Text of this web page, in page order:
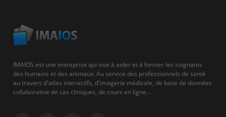
IMAIOS est une entreprise qui vise à aider et à former les soignants
des humains et des animaux. Au service des professionnels de santé
au travers d'atlas interactifs, d'imagerie médicale, de base de données
collaborative de cas cliniques, de cours en ligne...